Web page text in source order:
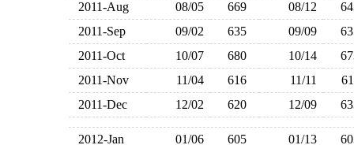
2011-Aug
08/05 669 08/12
2011-Sep
09/02 635 09/09
2011-Oct
10/07 680 10/14
2011-Nov
11/04 616 11/11
2011-Dec
12/02 620 12/09
2012-Jan 01/06 605 01/13